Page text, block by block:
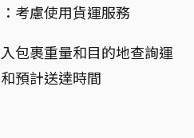
考慮使用貨運服務
包裹重量和目的地查詢運
預計送達時間